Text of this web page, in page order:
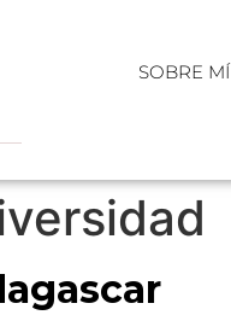
SOBRE MÍ